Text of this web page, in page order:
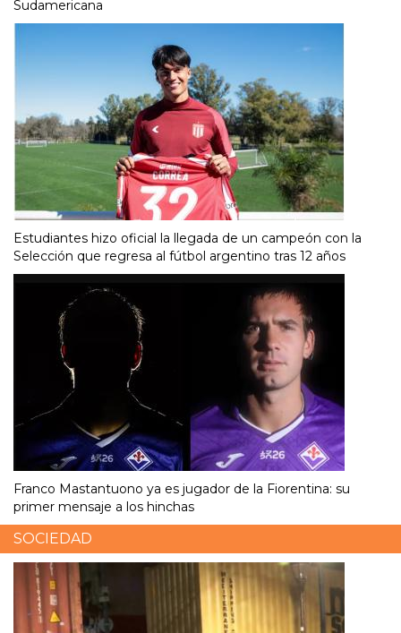
Sudamericana
Estudiantes hizo oficial la llegada de un campeón con la
Selección que regresa al fútbol argentino tras 12 años
Franco Mastantuono ya es jugador de la Fiorentina: su
primer mensaje a los hinchas
SOCIEDAD